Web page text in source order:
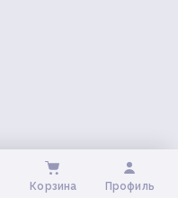
Корзина Профиль